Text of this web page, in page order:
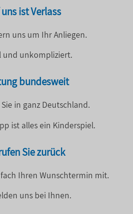
ist Verlass
uns um Ihr Anliegen.
und unkompliziert.
bundesweit
in ganz Deutschland.
ist alles ein Kinderspiel.
Sie zurück
Ihren Wunschtermin mit.
uns bei Ihnen.